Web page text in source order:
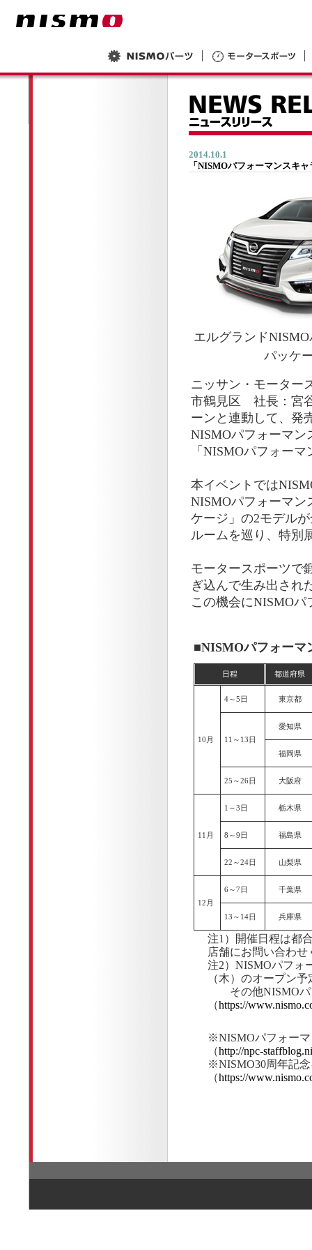
2014.10.1
「NISMOパフォーマンスキ
エルグランド
パッケ
ニッサン・モーター
市鶴見区 社長：宮
ーンと連動して、発
NISMOパフォーマン
「NISMOパフォー
本イベントでは
NISMOパフォーマン
ケージ」の2モデル
ルームを巡り、特別
モータースポーツで
ぎ込んで生み出され
この機会にNISMO
■NISMOパフォーマ
日程 都道府県
10月
4～5日 東京都
11～13日
愛知県
福岡県
25～26日 大阪府
11月
1～3日 栃木県
8～9日 福島県
22～24日 山梨県
12月
6～7日 千葉県
13～14日 兵庫県
注1）開催日程は都
店舗にお問い合わせ
注2）NISMOパフ
（木）のオープン
その他NISMOパ
（https://
※NISMOパフォー
（http://npc-
※NISMO30周年記
（https://